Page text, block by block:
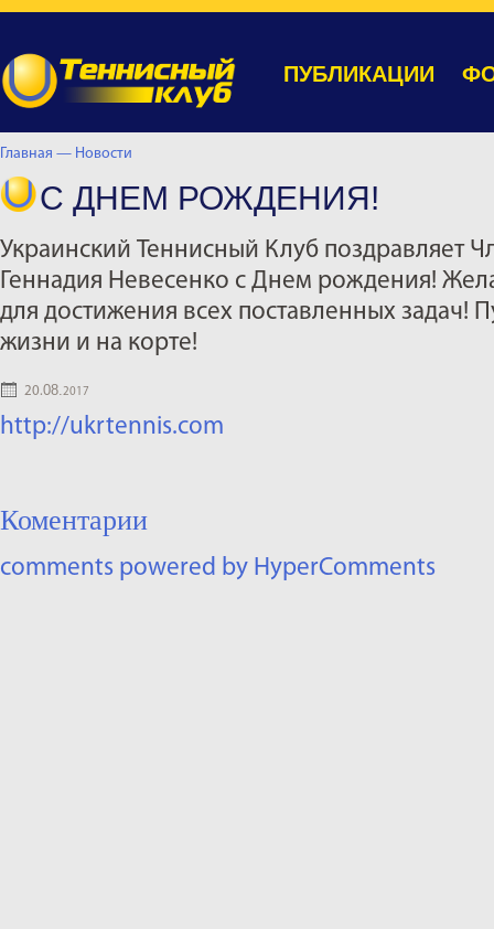
ПУБЛИКАЦИИ
Главная — Новости
С ДНЕМ РОЖДЕНИЯ!
Украинский Теннисный Клуб поздравляет
Геннадия Невесенко с Днем рождения!
для достижения всех поставленных задач!
жизни и на корте!
20.08.2017
http://ukrtennis.com
Коментарии
comments powered by HyperComments